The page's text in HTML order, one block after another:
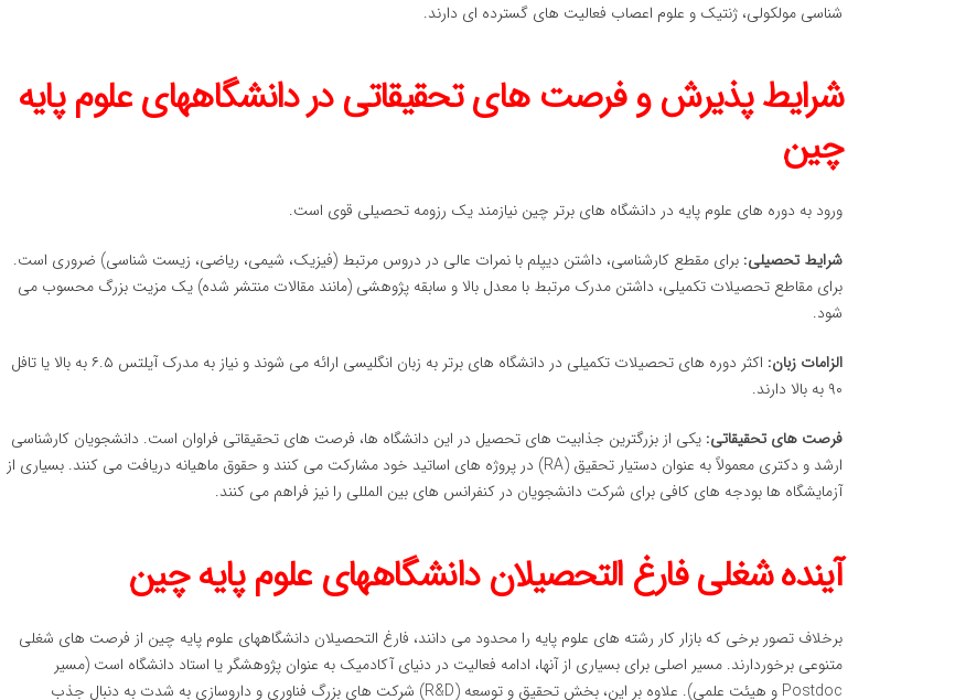
شناسی مولکولی، ژنتیک و علوم اعصاب فعالیت های گسترده ای دارند.
شرایط پذیرش و فرصت های تحقیقاتی در دانشگاههای علوم پایه
چین
ورود به دوره های علوم پایه در دانشگاه های برتر چین نیازمند یک رزومه تحصیلی قوی است.
شرایط تحصیلی: برای مقطع کارشناسی، داشتن دیپلم با نمرات عالی در دروس مرتبط (فیزیک، شیمی، ریاضی، زیست شناسی) ضروری است.
برای مقاطع تحصیلات تکمیلی، داشتن مدرک مرتبط با معدل بالا و سابقه پژوهشی (مانند مقالات منتشر شده) یک مزیت بزرگ محسوب می
شود.
الزامات زبان:
اکثر دوره های تحصیلات تکمیلی در دانشگاه های برتر به زبان انگلیسی ارائه می شوند و نیاز به مدرک آیلتس ۶.۵ به بالا یا تافل
۹۰ به بالا دارند.
فرصت های تحقیقاتی: یکی از بزرگترین جذابیت های تحصیل در این دانشگاه ها، فرصت های تحقیقاتی فراوان است. دانشجویان کارشناسی
ارشد و دکتری معمولاً به عنوان دستیار تحقیق (RA) در پروژه های اساتید خود مشارکت می کنند و حقوق ماهیانه دریافت می کنند. بسیاری از
آزمایشگاه ها بودجه های کافی برای شرکت دانشجویان در کنفرانس های بین المللی را نیز فراهم می کنند.
آینده شغلی فارغ التحصیلان دانشگاههای علوم پایه چین
برخلاف تصور برخی که بازار کار رشته های علوم پایه را محدود می دانند، فارغ التحصیلان دانشگاههای علوم پایه چین از فرصت های شغلی
متنوعی برخوردارند. مسیر اصلی برای بسیاری از آنها، ادامه فعالیت در دنیای آکادمیک به عنوان پژوهشگر یا استاد دانشگاه است (مسیر
Postdoc و هیئت علمی). علاوه بر این، بخش تحقیق و توسعه (R&D) شرکت های بزرگ فناوری و داروسازی به شدت به دنبال جذب